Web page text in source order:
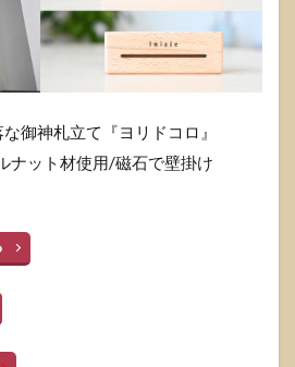
御神札立て『ヨリドコロ』
ナット材使用/磁石で壁掛け